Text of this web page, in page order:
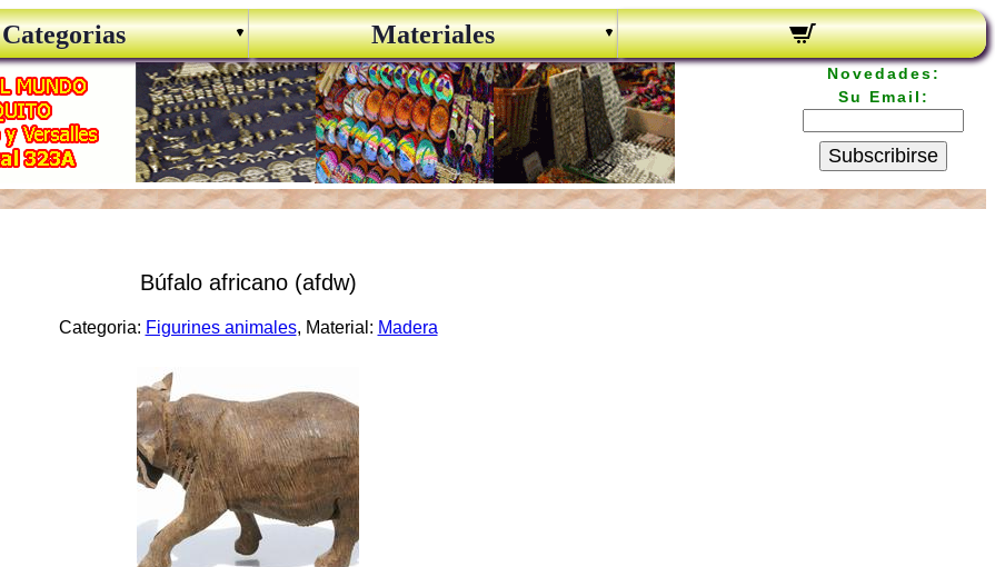
Categorias Materiales
Novedades:
Su Email:
Subscribirse
Búfalo africano (afdw)
Categoria: Figurines animales, Material: Madera